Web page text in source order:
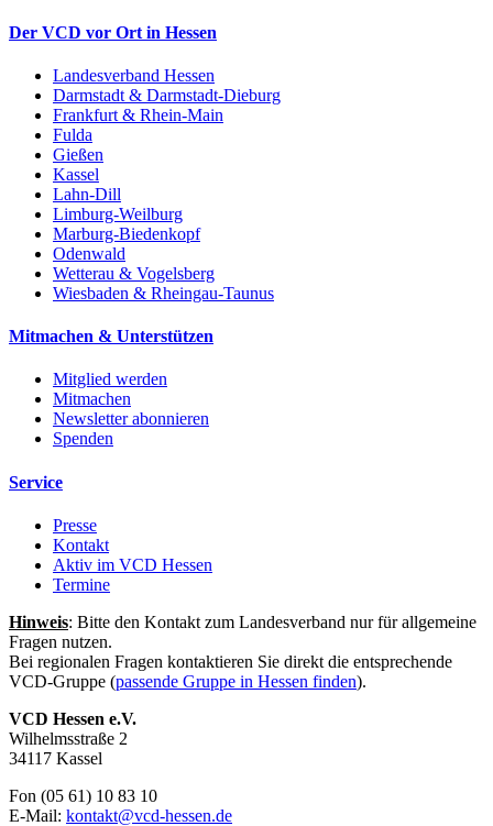
Der VCD vor Ort in Hessen
Landesverband Hessen
Darmstadt & Darmstadt-Dieburg
Frankfurt & Rhein-Main
Fulda
Gießen
Kassel
Lahn-Dill
Limburg-Weilburg
Marburg-Biedenkopf
Odenwald
Wetterau & Vogelsberg
Wiesbaden & Rheingau-Taunus
Mitmachen & Unterstützen
Mitglied werden
Mitmachen
Newsletter abonnieren
Spenden
Service
Presse
Kontakt
Aktiv im VCD Hessen
Termine
Hinweis: Bitte den Kontakt zum Landesverband nur für allgemeine
Fragen nutzen.
Bei regionalen Fragen kontaktieren Sie direkt die entsprechende
VCD-Gruppe (passende Gruppe in Hessen finden).
VCD Hessen e.V.
Wilhelmsstraße 2
34117 Kassel
Fon (05 61) 10 83 10
E-Mail: kontakt@vcd-hessen.de